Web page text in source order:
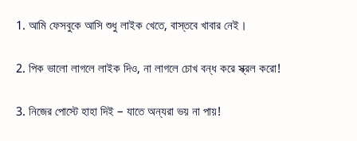
1. আমি ফেসবুকে আসি শুধু লাইক খেতে, বাস্তবে খাবার নেই।
2. পিক ভালো লাগলে লাইক দিও, না লাগলে চোখ বন্ধ করে স্ক্রল করো!
3. নিজের পোস্টে হাহা দিই – যাতে অন্যরা ভয় না পায়!